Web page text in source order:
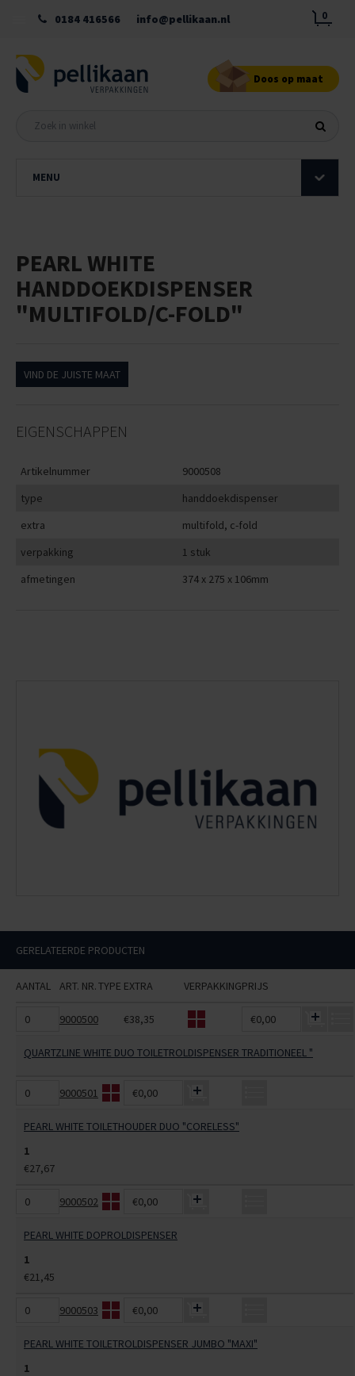
0184 416566 info@pellikaan.nl 0
Doos op maat
MENU
PEARL WHITE
HANDDOEKDISPENSER
"MULTIFOLD/C-FOLD"
VIND DE JUISTE MAAT
EIGENSCHAPPEN
Artikelnummer
9000508
type
handdoekdispenser
extra
multifold, c-fold
verpakking
1 stuk
afmetingen
374 x 275 x 106mm
GERELATEERDE PRODUCTEN
AANTAL ART. NR.TYPE EXTRA VERPAKKINGPRIJS
9000500 €38,35 €0,00
QUARTZLINE WHITE DUO TOILETROLDISPENSER TRADITIONEEL "
9000501 €0,00
PEARL WHITE TOILETHOUDER DUO "CORELESS"
1
€27,67
9000502 €0,00
PEARL WHITE DOPROLDISPENSER
1
€21,45
9000503 €0,00
PEARL WHITE TOILETROLDISPENSER JUMBO "MAXI"
1